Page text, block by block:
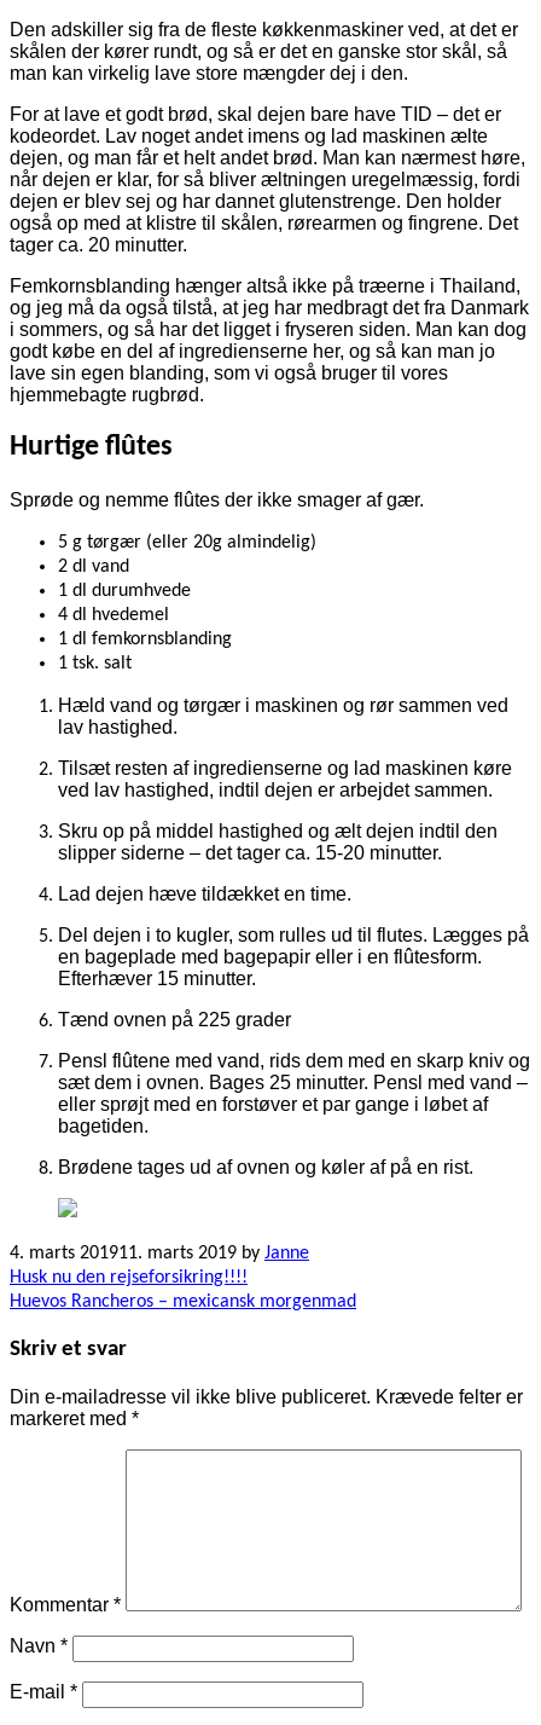
Den adskiller sig fra de fleste køkkenmaskiner ved, at det er
skålen der kører rundt, og så er det en ganske stor skål, så
man kan virkelig lave store mængder dej i den.
For at lave et godt brød, skal dejen bare have TID – det er
kodeordet. Lav noget andet imens og lad maskinen ælte
dejen, og man får et helt andet brød. Man kan nærmest høre,
når dejen er klar, for så bliver æltningen uregelmæssig, fordi
dejen er blev sej og har dannet glutenstrenge. Den holder
også op med at klistre til skålen, rørearmen og fingrene. Det
tager ca. 20 minutter.
Femkornsblanding hænger altså ikke på træerne i Thailand,
og jeg må da også tilstå, at jeg har medbragt det fra Danmark
i sommers, og så har det ligget i fryseren siden. Man kan dog
godt købe en del af ingredienserne her, og så kan man jo
lave sin egen blanding, som vi også bruger til vores
hjemmebagte rugbrød.
Hurtige flûtes
Sprøde og nemme flûtes der ikke smager af gær.
5 g tørgær (eller 20g almindelig)
2 dl vand
1 dl durumhvede
4 dl hvedemel
1 dl femkornsblanding
1 tsk. salt
Hæld vand og tørgær i maskinen og rør sammen ved
lav hastighed.
Tilsæt resten af ingredienserne og lad maskinen køre
ved lav hastighed, indtil dejen er arbejdet sammen.
Skru op på middel hastighed og ælt dejen indtil den
slipper siderne – det tager ca. 15-20 minutter.
Lad dejen hæve tildækket en time.
Del dejen i to kugler, som rulles ud til flutes. Lægges på
en bageplade med bagepapir eller i en flûtesform.
Efterhæver 15 minutter.
Tænd ovnen på 225 grader
Pensl flûtene med vand, rids dem med en skarp kniv og
sæt dem i ovnen. Bages 25 minutter. Pensl med vand –
eller sprøjt med en forstøver et par gange i løbet af
bagetiden.
Brødene tages ud af ovnen og køler af på en rist.
4. marts 201911. marts 2019 by Janne
Indlægsnavigation
Husk nu den rejseforsikring!!!!
Huevos Rancheros – mexicansk morgenmad
Skriv et svar
Din e-mailadresse vil ikke blive publiceret. Krævede felter er
markeret med *
Kommentar *
Navn *
E-mail *